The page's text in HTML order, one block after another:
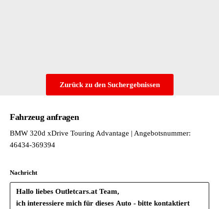
Zurück zu den Suchergebnissen
Fahrzeug anfragen
BMW 320d xDrive Touring Advantage | Angebotsnummer:
46434-369394
Nachricht